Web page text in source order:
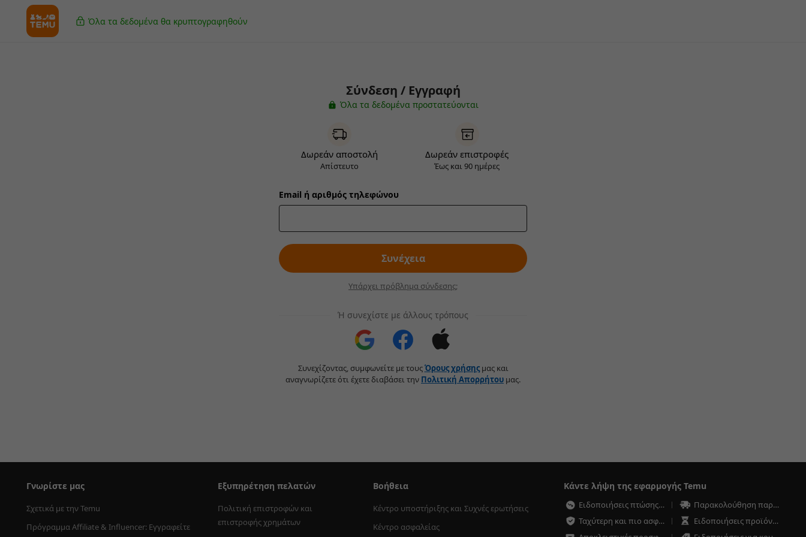
Όλα τα δεδομένα θα κρυπτογραφηθούν
Σύνδεση / Εγγραφή
Όλα τα δεδομένα προστατεύονται
Δωρεάν αποστολή
Απίστευτο
Δωρεάν επιστροφές
Έως και 90 ημέρες
Email ή αριθμός τηλεφώνου
Συνέχεια
Υπάρχει πρόβλημα σύνδεσης;
Ή συνεχίστε με άλλους τρόπους
Συνεχίζοντας, συμφωνείτε με τουςΌρους χρήσηςμας και
αναγνωρίζετε ότι έχετε διαβάσει την Πολιτική Aπορρήτου μας.
Γνωρίστε μας
Σχετικά με την Temu
Πρόγραμμα Affiliate & Influencer: Εγγραφείτε
Εξυπηρέτηση πελατών
Πολιτική επιστροφών και
επιστροφής χρημάτων
Βοήθεια
Κέντρο υποστήριξης και Συχνές ερωτήσεις
Κέντρο ασφαλείας
Κάντε λήψη της εφαρμογής Temu
Ειδοποιήσεις πτώσης τιμών
Παρακολούθηση παραγγελιών οποιαδήποτε στιγμή
Ταχύτερη και πιο ασφαλής ολοκλήρωση αγοράς
Ειδοποιήσεις προϊόντων χαμηλού αποθέματος